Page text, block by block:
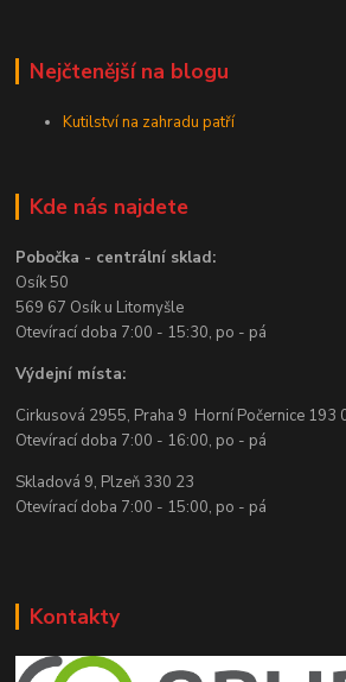
Nejčtenější na blogu
Kutilství na zahradu patří
Kde nás najdete
Pobočka - centrální sklad:
Osík 50
569 67 Osík u Litomyšle
Otevírací doba 7:00 - 15:30, po - pá
Výdejní místa:
Cirkusová 2955, Praha 9 Horní Počernice 193
Otevírací doba 7:00 - 16:00, po - pá
Skladová 9, Plzeň 330 23
Otevírací doba 7:00 - 15:00, po - pá
Kontakty